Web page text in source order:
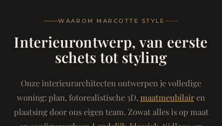
WAAROM MARCOTTE STYLE
Interieurontwerp, van eerste
schets tot styling
Onze interieurarchitecten ontwerpen je volledige
woning: plan, fotorealistische 3D, maatmeubilairen
plaatsing door ons eigen team. Zowat alles is op maat